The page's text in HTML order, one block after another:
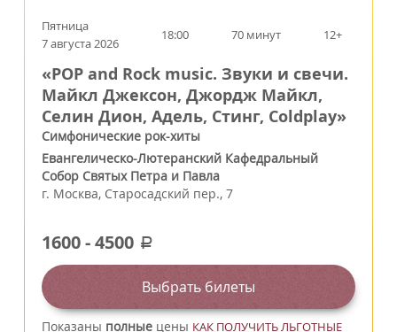
Пятница
7 августа 2026
18:00 70 минут 12+
«POP and Rock music. Звуки и свечи.
Майкл Джексон, Джордж Майкл,
Селин Дион, Адель, Стинг, Coldplay»
Симфонические рок-хиты
Евангелическо-Лютеранский Кафедральный
Собор Святых Петра и Павла
г. Москва, Старосадский пер., 7
1600-4500 a
Выбрать билеты
Показаны полные цены КАК ПОЛУЧИТЬ ЛЬГОТНЫЕ